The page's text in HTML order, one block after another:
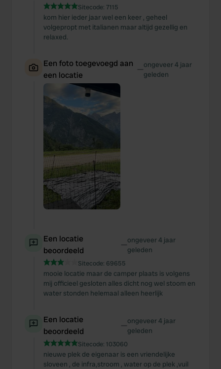
Sitecode: 7115
kom hier ieder jaar wel een keer , geheel
volgepropt met italianen maar altijd gezellig en
relaxed.
Een foto toegevoegd aan
een locatie
—ongeveer 4 jaar
geleden
Een locatie
beoordeeld
—ongeveer 4 jaar
geleden
Sitecode: 69655
mooie locatie maar de camper plaats is volgens
mij officieel gesloten alles dicht nog wel stoom en
water stonden helemaal alleen heerlijk
Een locatie
beoordeeld
—ongeveer 4 jaar
geleden
Sitecode: 103060
nieuwe plek de eigenaar is een vriendelijke
sloveen , de infra,stroom , water op de plek ,vuil